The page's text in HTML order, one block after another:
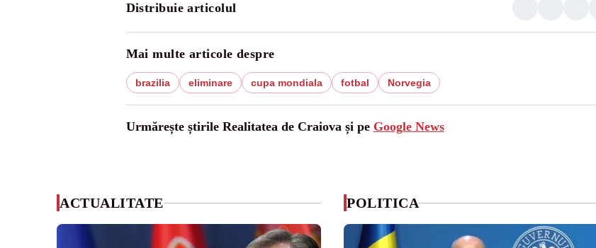
Distribuie articolul
Mai multe articole despre
brazilia eliminare cupa mondiala fotbal Norvegia
Urmărește știrile Realitatea de Craiova și pe Google News
ACTUALITATE POLITICA